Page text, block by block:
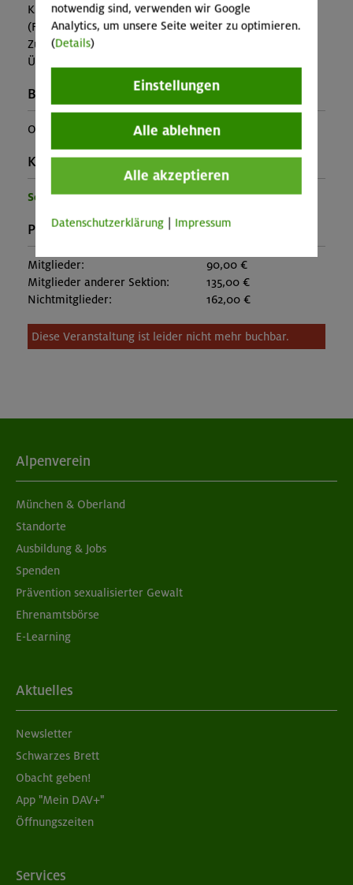
Kursleitung, Ausrüstung
(Falls nicht in den Leistungen inbegriffen, fallen
Zusatzkosten für z.B. An- und Abreise, Verpflegung,
Übernachtung oder Skipass an.)
Buchungscode:
OL-25-1385
Kontakt Veranstalter:
Sektion Oberland
Preise:
Mitglieder:
90,00 €
Mitglieder anderer Sektion:
135,00 €
Nichtmitglieder:
162,00 €
Diese Veranstaltung ist leider nicht mehr buchbar.
Alpenverein
München & Oberland
Standorte
Ausbildung & Jobs
Spenden
Prävention sexualisierter Gewalt
Ehrenamtsbörse
E-Learning
Aktuelles
Newsletter
Schwarzes Brett
Obacht geben!
App "Mein DAV+"
Öffnungszeiten
Services
notwendig sind, verwenden wir Google
Analytics, um unsere Seite weiter zu optimieren.
(Details)
Einstellungen
Alle ablehnen
Alle akzeptieren
Datenschutzerklärung Impressum